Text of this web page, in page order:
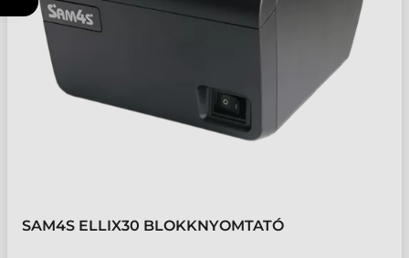
SAM4S ELLIX30 BLOKKNYOMTATÓ